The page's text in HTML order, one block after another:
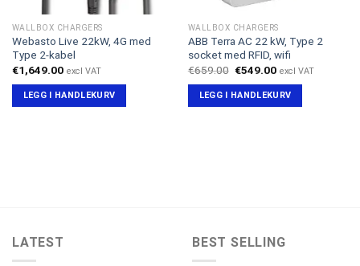
WALLBOX CHARGERS
Webasto Live 22kW, 4G med
Type 2-kabel
€1,649.00 excl VAT
LEGG I HANDLEKURV
WALLBOX CHARGERS
ABB Terra AC 22 kW, Type 2
socket med RFID, wifi
€659.00 Opprinnelig
var:
€659.00.
€549.00Nåværende
er:
€549.00.
excl VAT
LEGG I HANDLEKURV
LATEST BEST SELLING